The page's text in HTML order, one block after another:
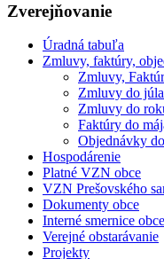
Zverejňovanie
Úradná tabuľa
Zmluvy, faktúry,
Zmluvy,
Zmluvy do
Zmluvy do
Faktúry do
Objednávky
Hospodárenie
Platné VZN obce
VZN Prešovského
Dokumenty obce
Interné smernice obce
Verejné obstarávanie
Projekty